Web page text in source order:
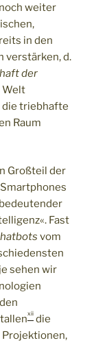
weiter
in den
verstärken, d.
der
Welt
die triebhafte
Raum
Großteil der
Fast
vom
sehen wir
xii die
Projektionen,